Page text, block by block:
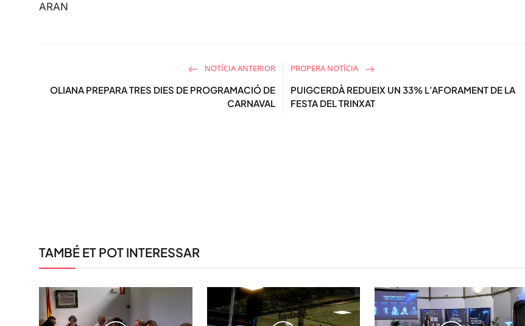
ARAN
NOTÍCIA ANTERIOR
OLIANA PREPARA TRES DIES DE PROGRAMACIÓ DE
CARNAVAL
PROPERA NOTÍCIA
PUIGCERDÀ REDUEIX UN 33% L’AFORAMENT DE LA
FESTA DEL TRINXAT
TAMBÉ ET POT INTERESSAR